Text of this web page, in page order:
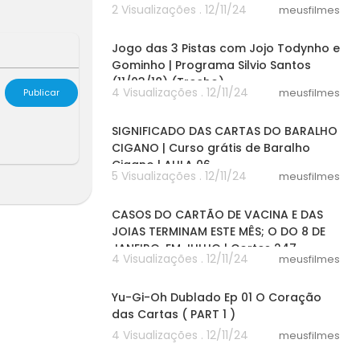
2 Visualizações . 12/11/24
meusfilmes
Jogo das 3 Pistas com Jojo Todynho e
Gominho | Programa Silvio Santos
(11/03/18) (Trecho)
4 Visualizações . 12/11/24 meusfilmes
SIGNIFICADO DAS CARTAS DO BARALHO
CIGANO | Curso grátis de Baralho
Cigano | AULA 06
5 Visualizações . 12/11/24 meusfilmes
CASOS DO CARTÃO DE VACINA E DAS
JOIAS TERMINAM ESTE MÊS; O DO 8 DE
JANEIRO, EM JULHO | Cortes 247
4 Visualizações . 12/11/24 meusfilmes
Yu-Gi-Oh Dublado Ep 01 O Coração
das Cartas ( PART 1 )
4 Visualizações . 12/11/24
meusfilmes
Publicar